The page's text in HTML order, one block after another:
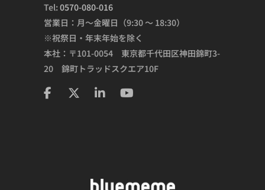
Tel:0570-080-016
営業日：月～金曜日（9:30 ～ 18:30）
※祝祭日・年末年始を除く
本社：〒101-0054 東京都千代田区神田錦町3-
20 錦町トラッドスクエア10F